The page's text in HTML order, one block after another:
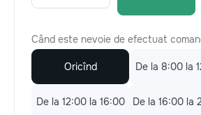
Când este nevoie de efectuat
Oricînd De la 8:00 la
De la 12:00 la 16:00 De la 16:00 la